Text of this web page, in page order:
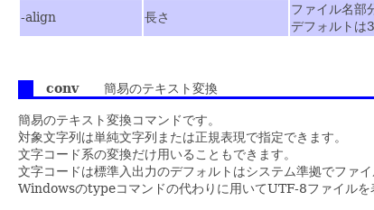
-align
長さ
ファイル名部
デフォルトは
conv簡易のテキスト変換
簡易のテキスト変換コマンドです。
対象文字列は単純文字列または正規表現で指定できます。
文字コード系の変換だけ用いることもできます。
文字コードは標準入出力のデフォルトはシステム準拠でファ
Windowsのtypeコマンドの代わりに用いてUTF-8ファイルを